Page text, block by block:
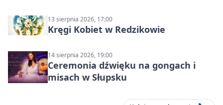
13 sierpnia 2026, 17:00
Kręgi Kobiet w Redzikowie
14 sierpnia 2026, 19:00
Ceremonia dźwięku na gongach i
misach w Słupsku